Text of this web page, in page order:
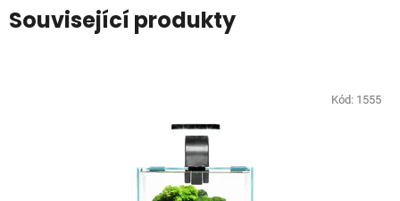
Související produkty
Kód: 1555